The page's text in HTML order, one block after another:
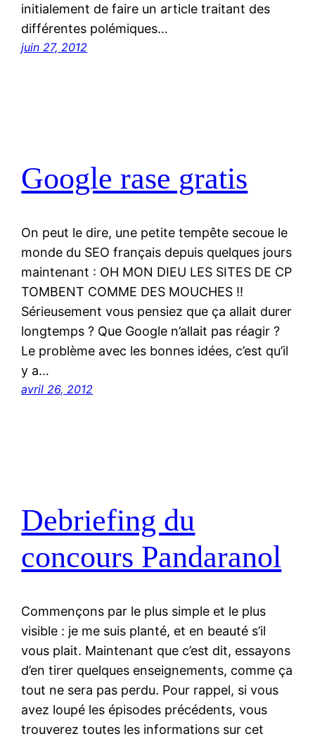
initialement de faire un article traitant des
différentes polémiques…
juin 27, 2012
Google rase gratis
On peut le dire, une petite tempête secoue le
monde du SEO français depuis quelques jours
maintenant : OH MON DIEU LES SITES DE CP
TOMBENT COMME DES MOUCHES !!
Sérieusement vous pensiez que ça allait durer
longtemps ? Que Google n’allait pas réagir ?
Le problème avec les bonnes idées, c’est qu’il
y a…
avril 26, 2012
Debriefing du
concours Pandaranol
Commençons par le plus simple et le plus
visible : je me suis planté, et en beauté s’il
vous plait. Maintenant que c’est dit, essayons
d’en tirer quelques enseignements, comme ça
tout ne sera pas perdu. Pour rappel, si vous
avez loupé les épisodes précédents, vous
trouverez toutes les informations sur cet